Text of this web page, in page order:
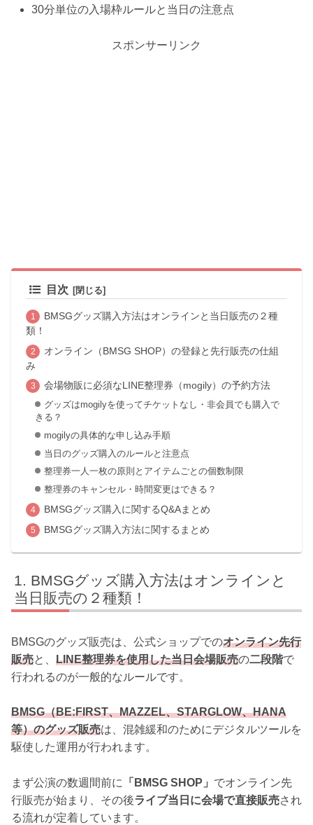
30分単位の入場枠ルールと当日の注意点
スポンサーリンク
目次
BMSGグッズ購入方法はオンラインと当日販売の２種
類！
オンライン（BMSG SHOP）の登録と先行販売の仕組
み
会場物販に必須なLINE整理券（mogily）の予約方法
グッズはmogilyを使ってチケットなし・非会員でも購入で
きる？
mogilyの具体的な申し込み手順
当日のグッズ購入のルールと注意点
整理券一人一枚の原則とアイテムごとの個数制限
整理券のキャンセル・時間変更はできる？
BMSGグッズ購入に関するQ&Aまとめ
BMSGグッズ購入方法に関するまとめ
BMSGグッズ購入方法はオンラインと
当日販売の２種類！
BMSGのグッズ販売は、公式ショップでのオンライン先行
販売と、 LINE整理券を使用した当日会場販売の二段階で
行われるのが一般的なルールです。
BMSG（BE:FIRST、MAZZEL、STARGLOW、HANA
等）のグッズ販売は、混雑緩和のためにデジタルツールを
駆使した運用が行われます。
まず公演の数週間前に 「BMSG SHOP」 でオンライン先
行販売が始まり、その後ライブ当日に会場で直接販売され
る流れが定着しています。